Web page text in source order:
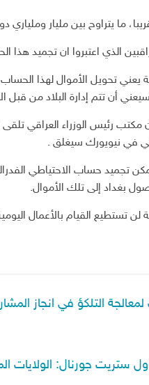
ما يتراوح بين مليار وملياري
الذي اعتبروا ان تجميد
يعني تحويل الأموال لهذا
أن تتم إدارة البلاد من قبل
مكتب رئيس الوزراء العراقي
في نيويورك سيغلق .
يمكن تجميد حساب الاحتياطي
بغداد إلى تلك الأموال.
تستطيع القيام بالأعمال
التلكؤ في انجاز
ستريت جورنال: الولايات المتحدة